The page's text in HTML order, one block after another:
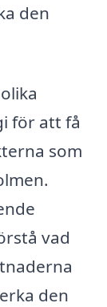
den
för att få
som
vad
den